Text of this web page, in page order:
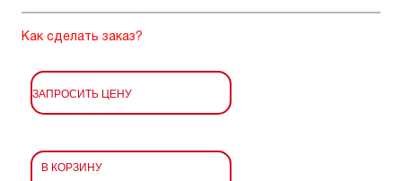
Как сделать заказ?
ЗАПРОСИТЬ ЦЕНУ
В КОРЗИНУ